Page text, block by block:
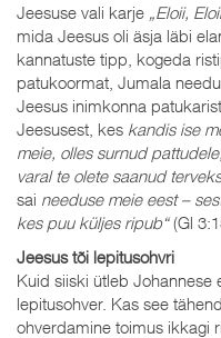
Jeesuse vali karje
„Eloii,
mida Jeesus oli äsja läbi
kannatuste tipp, kogeda
patukoormat, Jumala
Jeesus inimkonna
Jeesusest, kes kandis ise
meie, olles surnud
varal te olete saanud terveks
sai needuse meie eest –
kes puu küljes ripub“(Gl
Jeesus tõi lepitusohvri
Kuid siiski ütleb Johannese
lepitusohver. Kas see
ohverdamine toimus ikkagi